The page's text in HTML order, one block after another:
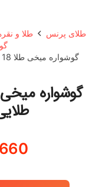
طلای پرنس طلا و
گوشواره میخی طلا 18 عیار زنانه گالری قو طلایی مدل تو و قلب